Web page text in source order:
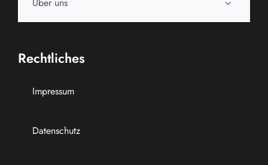
Über uns
Rechtliches
Impressum
Datenschutz